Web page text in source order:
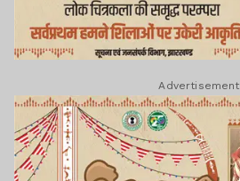
Advertisement